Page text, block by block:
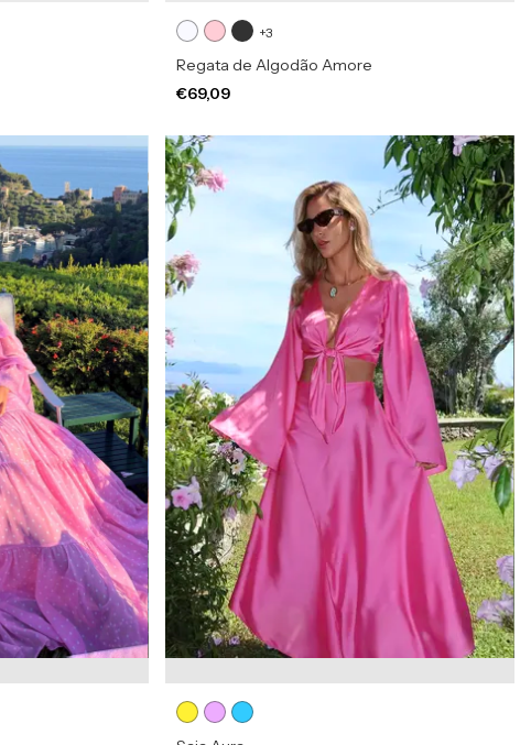
+3
Regata de Algodão Amore
€69,09